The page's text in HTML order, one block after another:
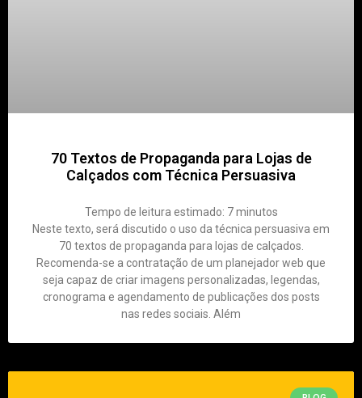
70 Textos de Propaganda para Lojas de
Calçados com Técnica Persuasiva
Tempo de leitura estimado: 7 minutos
Neste texto, será discutido o uso da técnica persuasiva em
70 textos de propaganda para lojas de calçados.
Recomenda-se a contratação de um planejador web que
seja capaz de criar imagens personalizadas, legendas,
cronograma e agendamento de publicações dos posts
nas redes sociais. Além